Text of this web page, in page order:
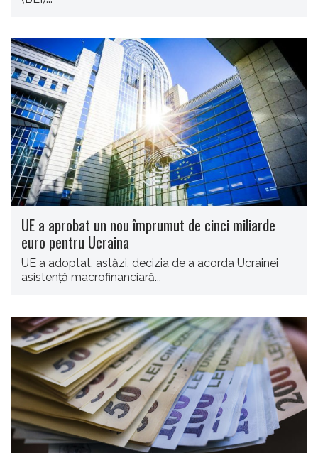
UE a aprobat un nou împrumut de cinci miliarde
euro pentru Ucraina
UE a adoptat, astăzi, decizia de a acorda Ucrainei
asistență macrofinanciară...